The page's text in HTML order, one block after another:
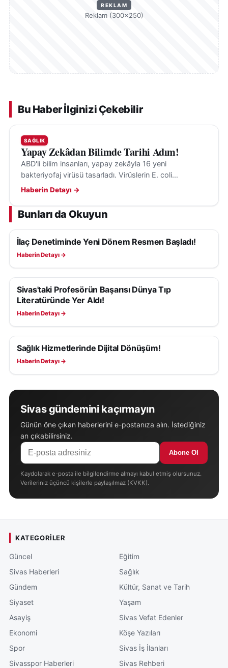
REKLAM
Reklam (300×250)
Bu Haber İlginizi Çekebilir
SAĞLIK
Yapay Zekâdan Bilimde Tarihi Adım!
ABD'li bilim insanları, yapay zekâyla 16 yeni
bakteriyofaj virüsü tasarladı. Virüslerin E. coli
bakterilerini hedef aldığı ve insanlara tehdit
Haberin Detayı →
Bunları da Okuyun
SAĞLIK
İlaç Denetiminde Yeni Dönem Resmen Başladı!
Haberin Detayı →
SAĞLIK
Sivas'taki Profesörün Başarısı Dünya Tıp
Literatüründe Yer Aldı!
Haberin Detayı →
SAĞLIK
Sağlık Hizmetlerinde Dijital Dönüşüm!
Haberin Detayı →
Sivas gündemini kaçırmayın
Günün öne çıkan haberlerini e-postanıza alın. İstediğiniz
an çıkabilirsiniz.
Abone Ol
Kaydolarak e-posta ile bilgilendirme almayı kabul etmiş olursunuz.
Verileriniz üçüncü kişilerle paylaşılmaz (KVKK).
KATEGORILER
Güncel
Sivas Haberleri
Gündem
Siyaset
Asayiş
Ekonomi
Spor
Sivasspor Haberleri
Eğitim
Sağlık
Kültür, Sanat ve Tarih
Yaşam
Sivas Vefat Edenler
Köşe Yazıları
Sivas İş İlanları
Sivas Rehberi